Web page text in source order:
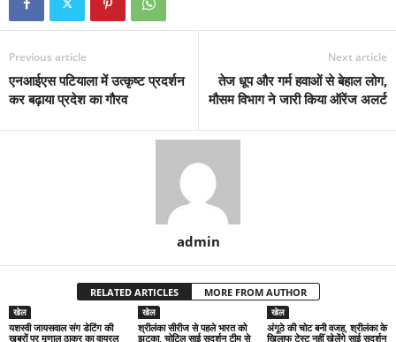
Previous article
एनआईएस पटियाला में उत्कृष्ट प्रदर्शन
कर बढ़ाया प्रदेश का गौरव
Next article
तेज धूप और गर्म हवाओं से बेहाल लोग,
मौसम विभाग ने जारी किया ऑरेंज अलर्ट
admin
RELATED ARTICLES MORE FROM AUTHOR
खेल
यशस्वी जायसवाल संग डेटिंग की
खबरों पर मृणाल ठाकुर का वायरल
खेल
श्रीलंका सीरीज से पहले भारत को
झटका, चोटिल साई सुदर्शन टीम से
खेल
अंगूठे की चोट बनी वजह, श्रीलंका के
खिलाफ टेस्ट नहीं खेलेंगे साई सुदर्शन